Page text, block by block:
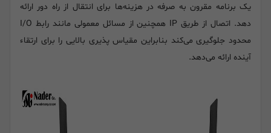
یک برنامه مقرون به صرفه در هزینه‌ها برای انتقال از راه دور ارائه
دهد. اتصال از طریق IP همچنین از مسائل معمولی مانند رابط I/O
محدود جلوگیری می‌کند بنابراین مقیاس پذیری بالایی را برای ارتقاء
آینده ارائه می‌دهد.